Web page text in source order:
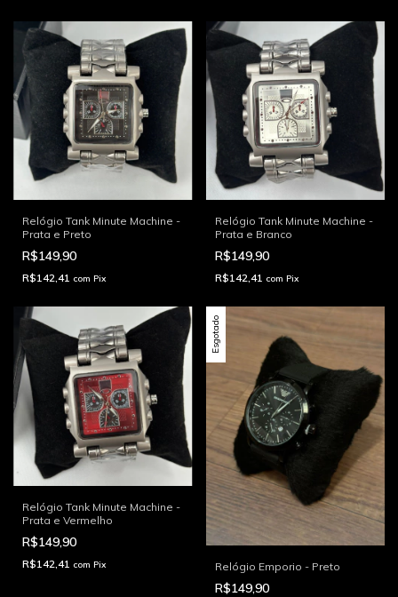
Relógio Tank Minute Machine -
Prata e Preto
R$149,90
R$142,41 com Pix
Relógio Tank Minute Machine -
Prata e Branco
R$149,90
R$142,41 com Pix
Relógio Tank Minute Machine -
Prata e Vermelho
R$149,90
R$142,41 com Pix
Esgotado
Relógio Emporio - Preto
R$149,90